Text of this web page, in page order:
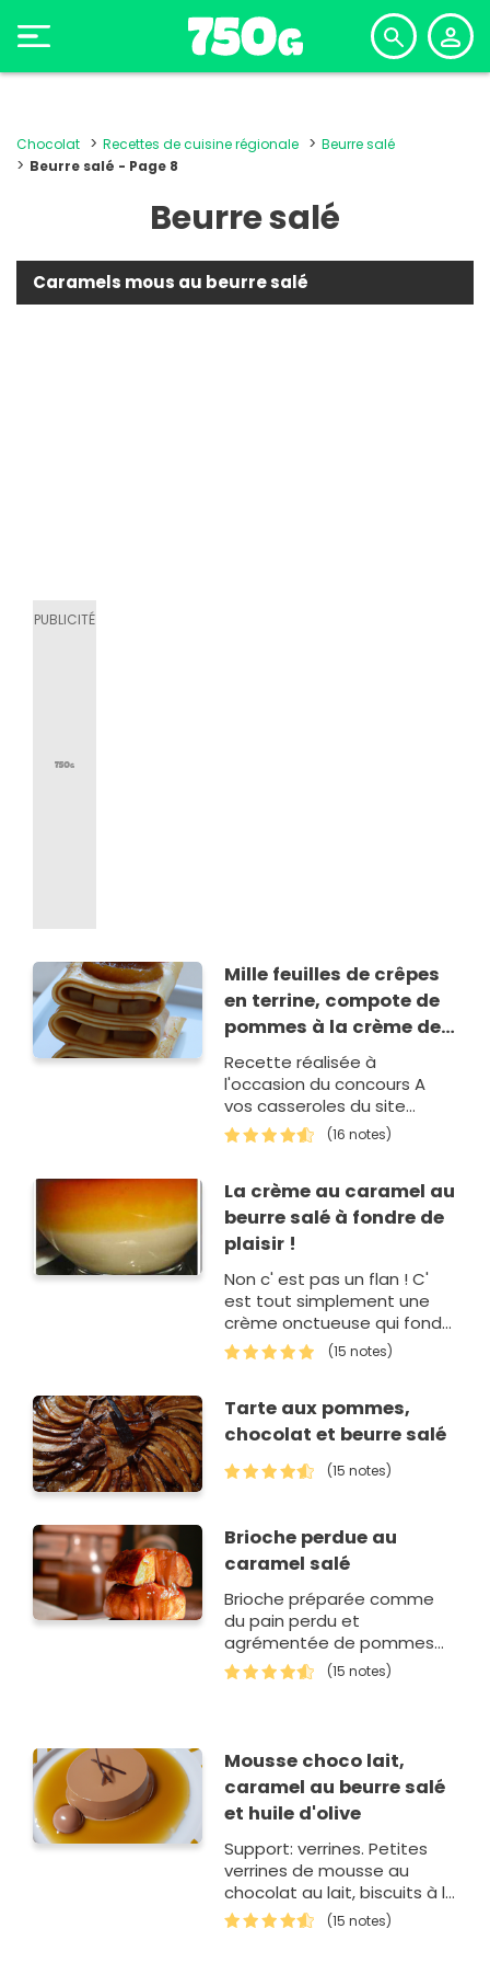
Chocolat Recettes de cuisine régionale
Beurre salé
Beurre salé - Page 8
Beurre salé
Caramels mous au beurre salé
Mille feuilles de crêpes
en terrine, compote de
pommes à la crème de
marron, raisin marinés
au rhum et caramel au
beurre salé
Recette réalisée à
l'occasion du concours A
vos casseroles du site
Odélices.com, très bon,
léger mais réconfortant
(16 notes)
La crème au caramel au
beurre salé à fondre de
plaisir !
Non c' est pas un flan ! C'
est tout simplement une
crème onctueuse qui fond
dans la bouche, on sent
vraiment bien le caramel.
(15 notes)
Tarte aux pommes,
chocolat et beurre salé
(15 notes)
Brioche perdue au
caramel salé
Brioche préparée comme
du pain perdu et
agrémentée de pommes
et d'une petite boule de
glace
(15 notes)
Mousse choco lait,
caramel au beurre salé
et huile d'olive
Support: verrines. Petites
verrines de mousse au
chocolat au lait, biscuits à la
cuillère et caramel au
beurre salé parfumé à l'h…
(15 notes)